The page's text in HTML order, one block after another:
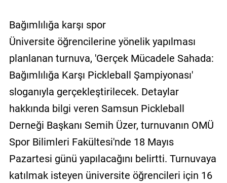
Bağımlılığa karşı spor
Üniversite öğrencilerine yönelik yapılması
planlanan turnuva, 'Gerçek Mücadele Sahada:
Bağımlılığa Karşı Pickleball Şampiyonası'
sloganıyla gerçekleştirilecek. Detaylar
hakkında bilgi veren Samsun Pickleball
Derneği Başkanı Semih Üzer, turnuvanın OMÜ
Spor Bilimleri Fakültesi'nde 18 Mayıs
Pazartesi günü yapılacağını belirtti. Turnuvaya
katılmak isteyen üniversite öğrencileri için 16